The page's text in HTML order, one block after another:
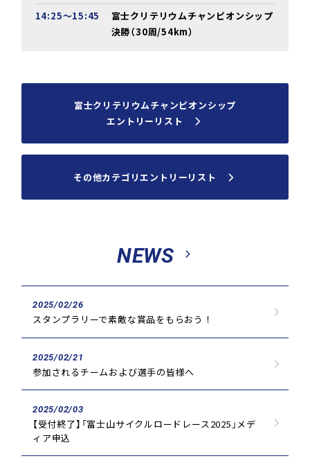
14:25～15:45
富士クリテリウムチャンピオンシップ
決勝（30周/54km）
富士クリテリウムチャンピオンシップ
エントリーリスト
その他カテゴリエントリーリスト
NEWS
2025/02/26
スタンプラリーで素敵な賞品をもらおう！
2025/02/21
参加されるチームおよび選手の皆様へ
2025/02/03
【受付終了】「富士山サイクルロードレース2025」メデ
ィア申込